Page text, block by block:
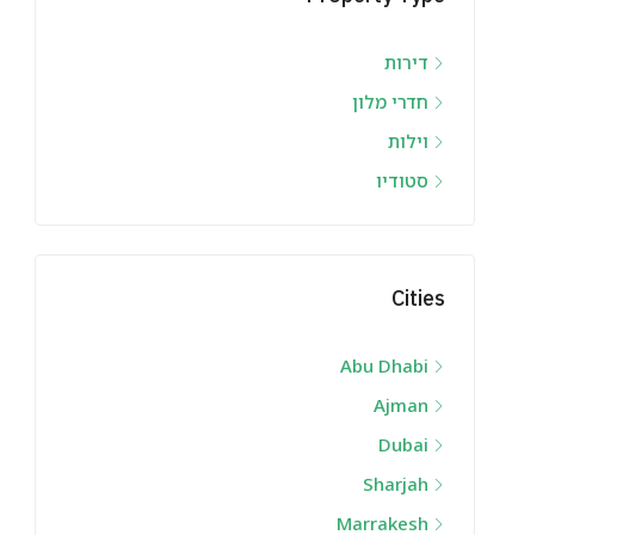
דירות
חדרי מלון
וילות
סטודיו
Cities
Abu Dhabi
Ajman
Dubai
Sharjah
Marrakesh